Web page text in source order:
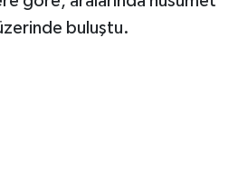
buluştu.